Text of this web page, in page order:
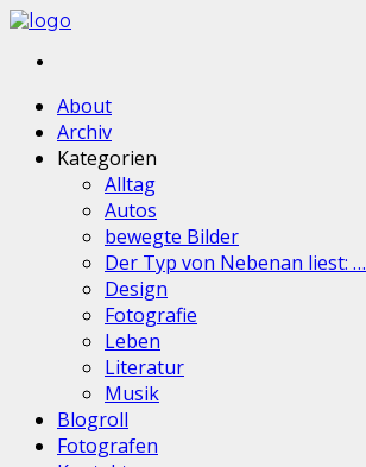
About
Archiv
Kategorien
Alltag
Autos
bewegte Bilder
Der Typ von Nebenan liest: …
Design
Fotografie
Leben
Literatur
Musik
Blogroll
Fotografen